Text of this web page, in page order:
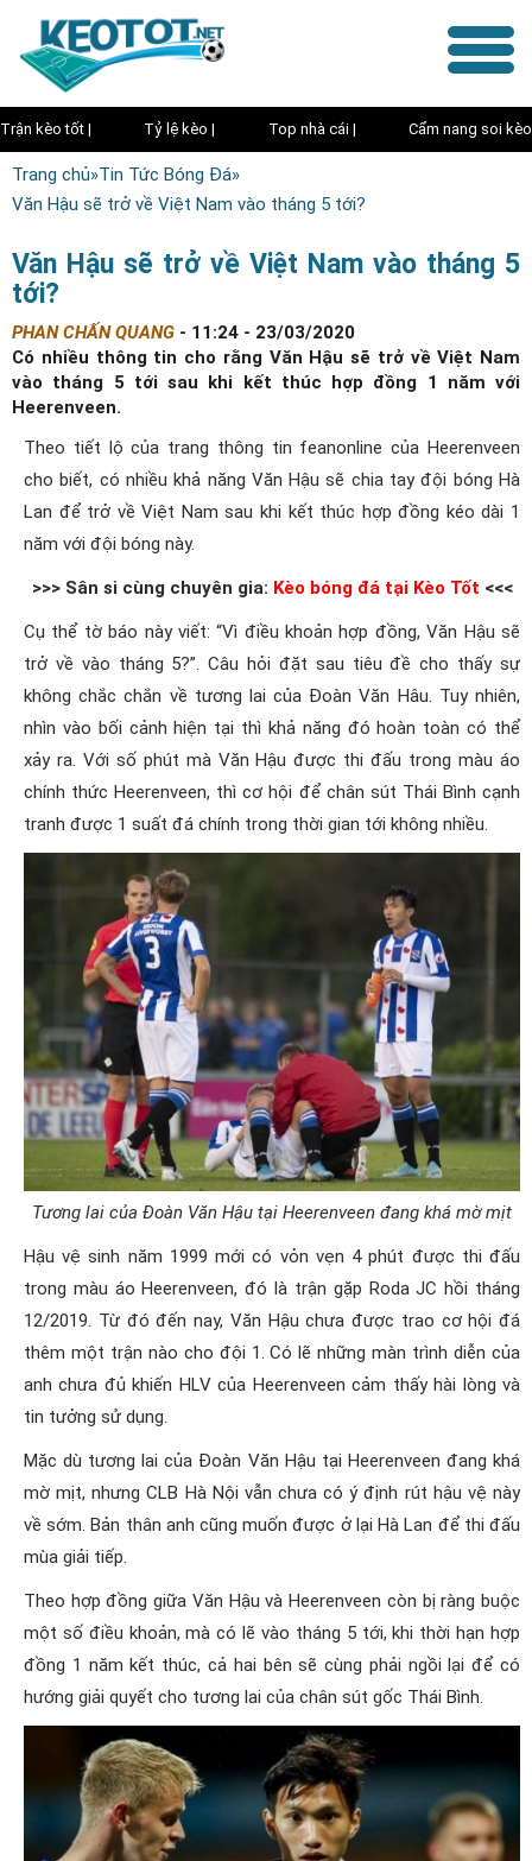
Trận kèo tốt | Tỷ lệ kèo | Top nhà cái | Cẩm nang soi kèo
Trang chủ»Tin Tức Bóng Đá»
Văn Hậu sẽ trở về Việt Nam vào tháng 5 tới?
Văn Hậu sẽ trở về Việt Nam vào tháng 5
tới?
PHAN CHẤN QUANG - 11:24 - 23/03/2020
Có nhiều thông tin cho rằng Văn Hậu sẽ trở về Việt Nam
vào tháng 5 tới sau khi kết thúc hợp đồng 1 năm với
Heerenveen.
Theo tiết lộ của trang thông tin feanonline của Heerenveen
cho biết, có nhiều khả năng Văn Hậu sẽ chia tay đội bóng Hà
Lan để trở về Việt Nam sau khi kết thúc hợp đồng kéo dài 1
năm với đội bóng này.
>>> Sân si cùng chuyên gia: Kèo bóng đá tại Kèo Tốt <<<
Cụ thể tờ báo này viết: “Vì điều khoản hợp đồng, Văn Hậu sẽ
trở về vào tháng 5?”. Câu hỏi đặt sau tiêu đề cho thấy sự
không chắc chắn về tương lai của Đoàn Văn Hâu. Tuy nhiên,
nhìn vào bối cảnh hiện tại thì khả năng đó hoàn toàn có thể
xảy ra. Với số phút mà Văn Hậu được thi đấu trong màu áo
chính thức Heerenveen, thì cơ hội để chân sút Thái Bình cạnh
tranh được 1 suất đá chính trong thời gian tới không nhiều.
Tương lai của Đoàn Văn Hậu tại Heerenveen đang khá mờ mịt
Hậu vệ sinh năm 1999 mới có vỏn vẹn 4 phút được thi đấu
trong màu áo Heerenveen, đó là trận gặp Roda JC hồi tháng
12/2019. Từ đó đến nay, Văn Hậu chưa được trao cơ hội đá
thêm một trận nào cho đội 1. Có lẽ những màn trình diễn của
anh chưa đủ khiến HLV của Heerenveen cảm thấy hài lòng và
tin tưởng sử dụng.
Mặc dù tương lai của Đoàn Văn Hậu tại Heerenveen đang khá
mờ mịt, nhưng CLB Hà Nội vẫn chưa có ý định rút hậu vệ này
về sớm. Bản thân anh cũng muốn được ở lại Hà Lan để thi đấu
mùa giải tiếp.
Theo hợp đồng giữa Văn Hậu và Heerenveen còn bị ràng buộc
một số điều khoản, mà có lẽ vào tháng 5 tới, khi thời hạn hợp
đồng 1 năm kết thúc, cả hai bên sẽ cùng phải ngồi lại để có
hướng giải quyết cho tương lai của chân sút gốc Thái Bình.